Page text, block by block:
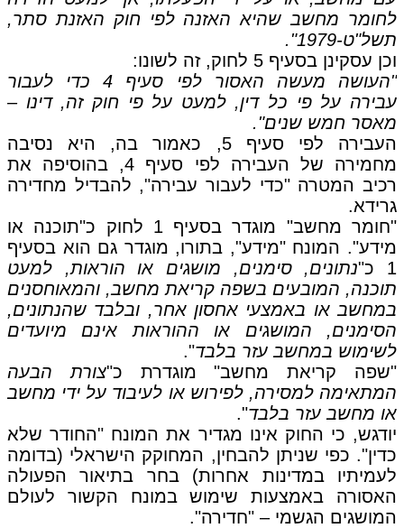
לחומר מחשב שהיא האזנה לפי חוק האזנת סתר,
תשל"ט-1979".
וכן עסקינן בסעיף 5 לחוק, זה לשונו:
"העושה מעשה האסור לפי סעיף 4 כדי לעבור
עבירה על פי כל דין, למעט על פי חוק זה, דינו –
מאסר חמש שנים".
העבירה לפי סעיף 5, כאמור בה, היא נסיבה
מחמירה של העבירה לפי סעיף 4, בהוסיפה את
רכיב המטרה "כדי לעבור עבירה", להבדיל מחדירה
גרידא.
"חומר מחשב" מוגדר בסעיף 1 לחוק כ"תוכנה או
מידע". המונח "מידע", בתורו, מוגדר גם הוא בסעיף
1 כ"
נתונים, סימנים, מושגים או הוראות, למעט
תוכנה, המובעים בשפה קריאת מחשב, והמאוחסנים
במחשב או באמצעי אחסון אחר, ובלבד שהנתונים,
הסימנים, המושגים או ההוראות אינם מיועדים
לשימוש במחשב עזר בלבד".
"שפה קריאת מחשב" מוגדרת כ"צורת הבעה
המתאימה למסירה, לפירוש או לעיבוד על ידי מחשב
או מחשב עזר בלבד".
יודגש, כי החוק אינו מגדיר את המונח "החודר שלא
כדין". כפי שניתן להבחין, המחוקק הישראלי (בדומה
לעמיתיו במדינות אחרות) בחר בתיאור הפעולה
האסורה באמצעות שימוש במונח הקשור לעולם
המושגים הגשמי – "חדירה".